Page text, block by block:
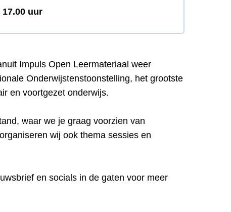
uur
Impuls Open Leermateriaal weer
Onderwijstenstoonstelling, het grootste
en voortgezet onderwijs.
waar we je graag voorzien van
wij ook thema sessies en
en socials in de gaten voor meer